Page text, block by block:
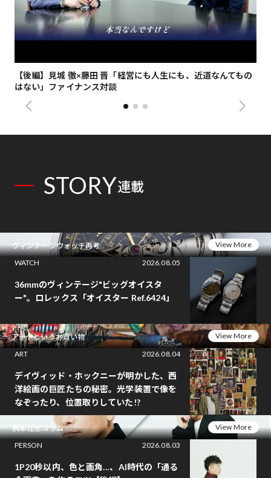
【後編】見城 徹×藤田 晋「経営にも人生にも、近道なんてもの
はない」ファイナンス対談
STORY連載
ヴィンテージウォッチ再考
View More
WATCH
2026.08.05
36mmのヴィンテージ"ビッグオイスタ
ー"。ロレックス「オイスター Ref.6424」
アートというお買い物
View More
ART
2026.08.04
デイヴィッド・ホックニーが明かした、西
洋絵画の巨匠たちの秘密。光学装置で像を
なぞったり、位置取りしていた!?
桝本壮志コラム
View More
PERSON
2026.08.03
1P20秒以内、色と画角…、AI時代の「通る